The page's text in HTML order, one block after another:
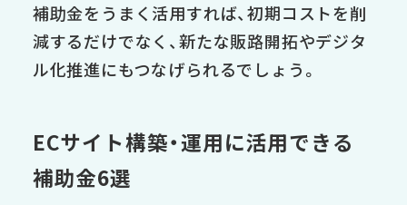
補助金をうまく活用すれば、初期コストを削
減するだけでなく、新たな販路開拓やデジタ
ル化推進にもつなげられるでしょう。
ECサイト構築・運用に活用できる
補助金6選